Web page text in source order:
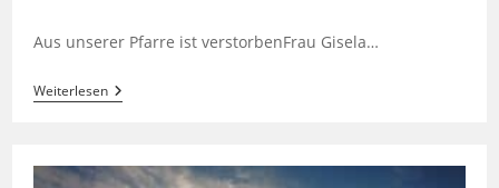
Aus unserer Pfarre ist verstorbenFrau Gisela…
WeiterlesenWir
Trauern
Moosbrugger